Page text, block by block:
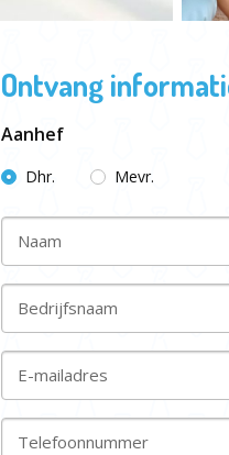
Ontvang
Aanhef
Dhr. Mevr.
Naam
Bedrijfsnaam
E-mailadres
Telefoonnummer